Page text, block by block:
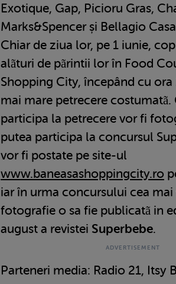
Exotique, Gap, Picioru Gras,
Marks&Spencer și Bellagio
Chiar de ziua lor, pe 1 iunie,
alãturi de pãrintii lor în Food
Shopping City, începând cu ora
mai mare petrecere
participa la petrecere vor fi
putea participa la concursul
vor fi postate pe site-ul
www.baneasashoppingcity.ro
iar în urma concursului cea mai
fotografie o sa fie publicatã in
august a revistei Superbebe.
Parteneri media: Radio 21, Itsy